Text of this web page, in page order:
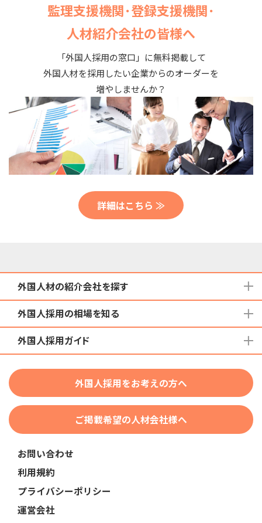
監理支援機関･登録支援機関･
人材紹介会社の皆様へ
「外国人採用の窓口」に無料掲載して
外国人材を採用したい企業からのオーダーを
増やしませんか？
詳細はこちら ≫
外国人材の紹介会社を探す
地域から検索する
国籍から検索する
在留資格から検索する
団体種別から探す
業界・職種から検索する
外国人採用の相場を知る
育成就労外国人の受け入れ相場
技人国・高度人材の受け入れ相場
外国人採用ガイド
特定技能
技術・人文知識・国際業務
助成金
教育・研修
人事・労務
外国人採用をお考えの方へ
ご掲載希望の人材会社様へ
お問い合わせ
利用規約
プライバシーポリシー
運営会社